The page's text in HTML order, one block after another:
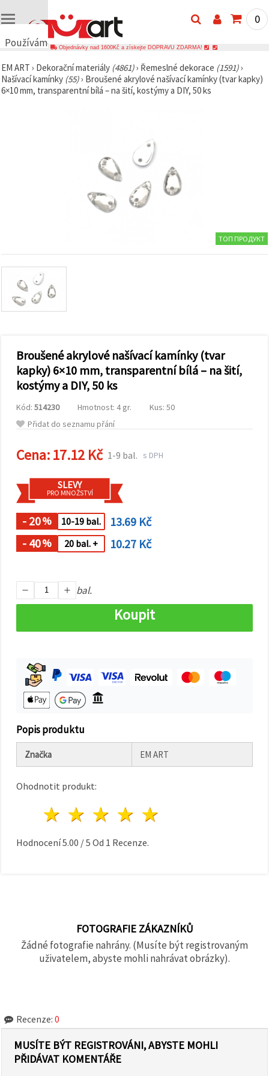
Používáme
🍪
Používáme
cookies a
zobrazovali
reklamu, a
pomocí
našich
marketing.
Můžete
souhlasit s
použitím
cookies
kliknutím
"Přijmout
můžete
uvést své
Nastavení
výběrem
daného
cookies a
kliknutím
na tlačítko
"Uložit"
vše
0
Objednávky nad 1600Kč a získejte DOPRAVU ZDARMA!
EM ART › Dekorační materiály (4861)› Řemeslné dekorace (1591)›
Našívací kamínky (55)› Broušené akrylové našívací kamínky (tvar kapky)
6×10 mm, transparentní bílá – na šití, kostýmy a DIY, 50 ks
ТОП ПРОДУКТ
Broušené akrylové našívací kamínky (tvar
kapky) 6×10 mm, transparentní bílá – na šití,
kostýmy a DIY, 50 ks
Kód: 514230 Hmotnost: 4 gr.
Kus: 50
Přidat do seznamu přání
Cena:17.12 Kč 1-9 bal. s DPH
SLEVY
PRO MNOŽSTVÍ
- 20% 10-19 bal.
13.69 Kč
- 40% 20 bal. + 10.27 Kč
bal.
Koupit
Popis produktu
Značka EM ART
Ohodnotit produkt:
4 hvězdy
3 hvězdy
2 hvězdy
1 hvězda
Hodnocení5.00 /5 Od 1 Recenze.
FOTOGRAFIE ZÁKAZNÍKŮ
Žádné fotografie nahrány. (Musíte být registrovaným
uživatelem, abyste mohli nahrávat obrázky).
Recenze: 0
MUSÍTE BÝT REGISTROVÁNI, ABYSTE MOHLI
PŘIDÁVAT KOMENTÁŘE